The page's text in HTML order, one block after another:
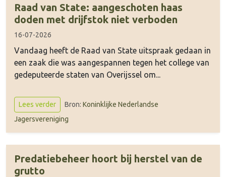
Raad van State: aangeschoten haas
doden met drijfstok niet verboden
16-07-2026
Vandaag heeft de Raad van State uitspraak gedaan in
een zaak die was aangespannen tegen het college van
gedeputeerde staten van Overijssel om...
Lees verder Bron: Koninklijke Nederlandse
Jagersvereniging
Predatiebeheer hoort bij herstel van de
grutto